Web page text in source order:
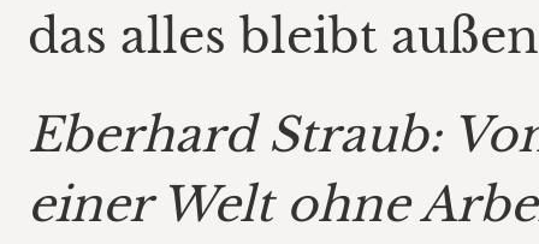
das alles bleibt
Eberhard Straub:
einer Welt ohne